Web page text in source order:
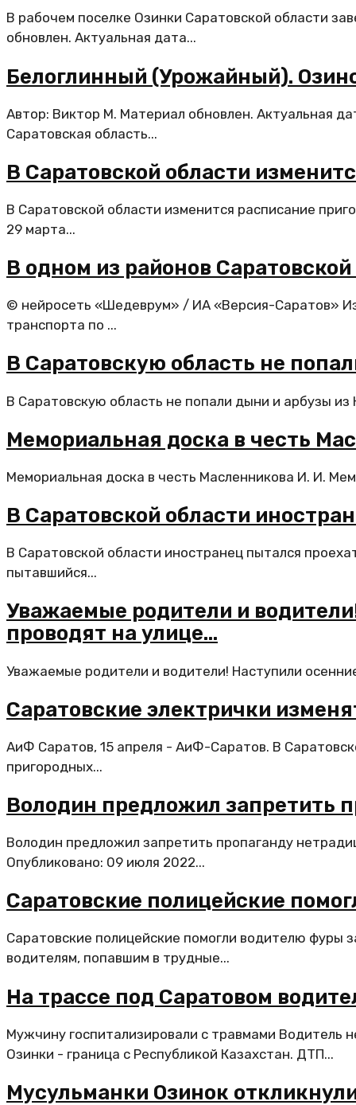
В рабочем поселке Озинки Саратовской области
обновлен. Актуальная дата...
Белоглинный (Урожайный).
Автор: Виктор М. Материал обновлен. Актуальная
Саратовская область...
В Саратовской области
В Саратовской области изменится расписание
29 марта...
В одном из районов
© нейросеть «Шедеврум» / ИА «Версия-Саратов»
транспорта по ...
В Саратовскую область не
В Саратовскую область не попали дыни и арбузы
Мемориальная доска в честь
Мемориальная доска в честь Масленникова И. И.
В Саратовской области
В Саратовской области иностранец пытался
пытавшийся...
Уважаемые родители и
проводят на улице…
Уважаемые родители и водители! Наступили
Саратовские электрички
АиФ Саратов, 15 апреля - АиФ-Саратов. В
пригородных...
Володин предложил запретить
Володин предложил запретить пропаганду
Опубликовано: 09 июля 2022...
Саратовские полицейские
Саратовские полицейские помогли водителю фуры
водителям, попавшим в трудные...
На трассе под Саратовом
Мужчину госпитализировали с травмами Водитель
Озинки - граница с Республикой Казахстан. ДТП...
Мусульманки Озинок